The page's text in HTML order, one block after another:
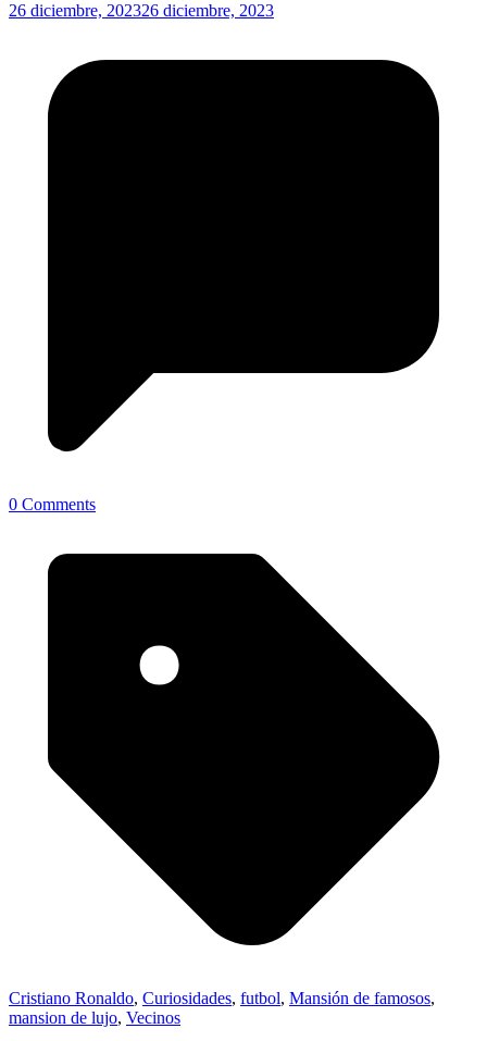
26 diciembre, 202326 diciembre, 2023
0 Comments
Cristiano Ronaldo, Curiosidades, futbol, Mansión de famosos,
mansion de lujo, Vecinos